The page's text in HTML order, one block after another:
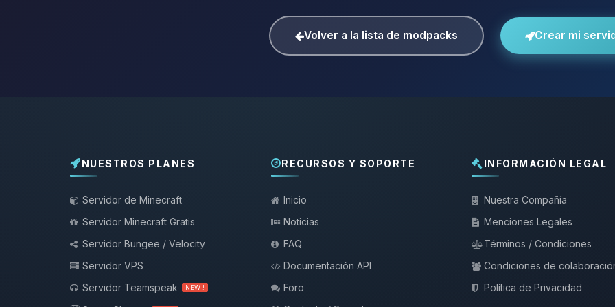
Volver a la lista de modpacks Crear mi
NUESTROS PLANES
Servidor de Minecraft
Servidor Minecraft Gratis
Servidor Bungee / Velocity
Servidor VPS
Servidor Teamspeak
NEW !
RECURSOS Y SOPORTE
Inicio
Noticias
FAQ
Documentación API
Foro
INFORMACIÓN LEGAL
Nuestra Compañía
Menciones Legales
Términos / Condiciones
Condiciones de
Política de Privacidad